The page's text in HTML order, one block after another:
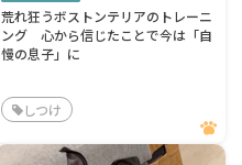
荒れ狂うボストンテリアのトレーニ
ング 心から信じたことで今は「自
慢の息子」に
しつけ